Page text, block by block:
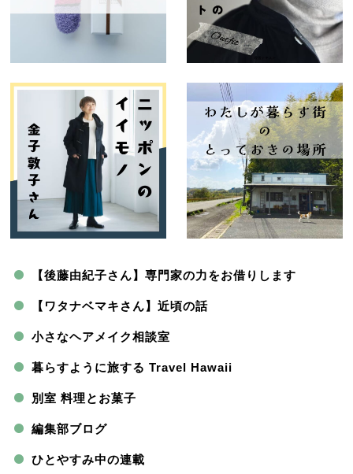
【後藤由紀子さん】専門家の力をお借りします
【ワタナベマキさん】近頃の話
小さなヘアメイク相談室
暮らすように旅する Travel Hawaii
別室 料理とお菓子
編集部ブログ
ひとやすみ中の連載